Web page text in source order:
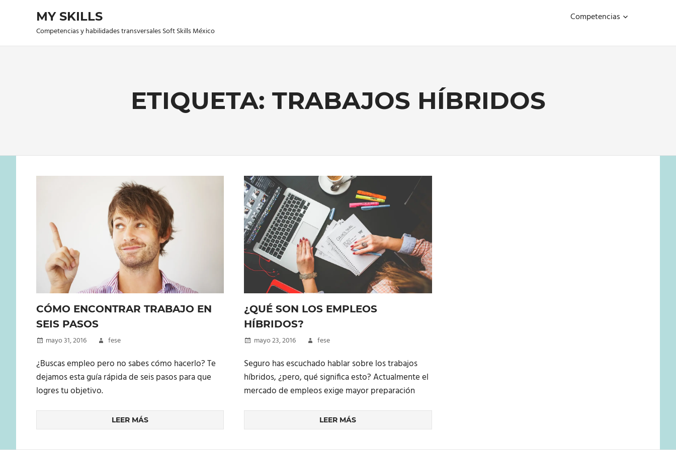
MY SKILLS
Competencias y habilidades transversales Soft Skills México
Competencias
ETIQUETA: TRABAJOS HÍBRIDOS
CÓMO ENCONTRAR TRABAJO EN
SEIS PASOS
mayo 31, 2016 fese
¿Buscas empleo pero no sabes cómo hacerlo? Te
dejamos esta guía rápida de seis pasos para que
logres tu objetivo.
LEER MÁS
¿QUÉ SON LOS EMPLEOS
HÍBRIDOS?
mayo 23, 2016 fese
Seguro has escuchado hablar sobre los trabajos
híbridos, ¿pero, qué significa esto? Actualmente el
mercado de empleos exige mayor preparación
LEER MÁS